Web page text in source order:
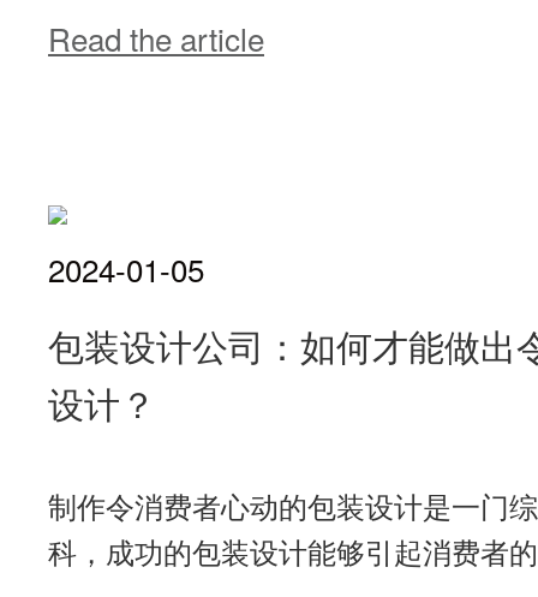
Read the article
2024-01-05
包装设计公司：如何才能做出
设计？
制作令消费者心动的包装设计是一门
科，成功的包装设计能够引起消费者